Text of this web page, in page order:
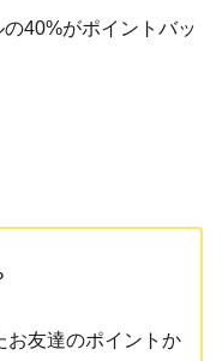
40%がポイントバッ
お友達のポイントか